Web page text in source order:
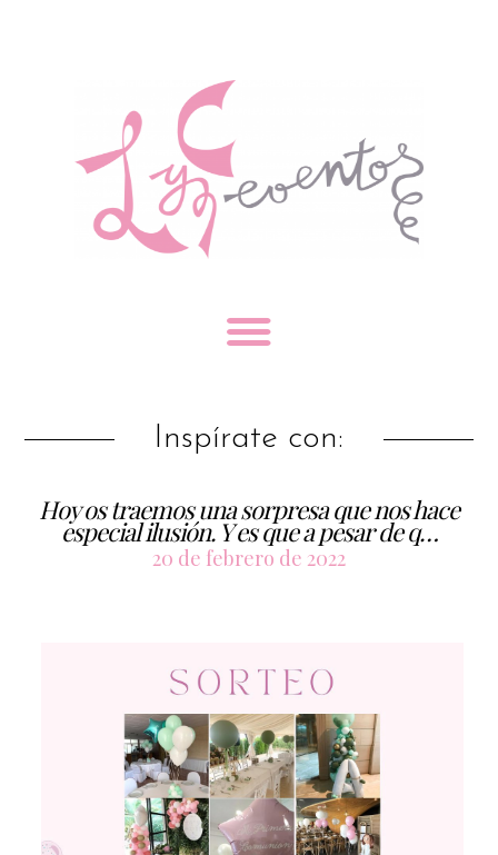
Inspírate con:
Hoy os traemos una sorpresa que nos hace
especial ilusión. Y es que a pesar de q…
20 de febrero de 2022